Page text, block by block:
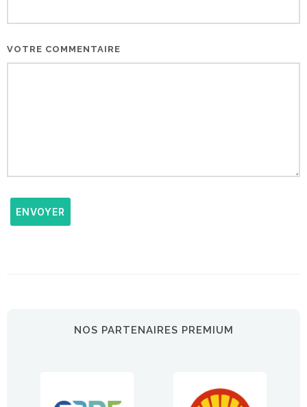
VOTRE COMMENTAIRE
ENVOYER
NOS PARTENAIRES PREMIUM